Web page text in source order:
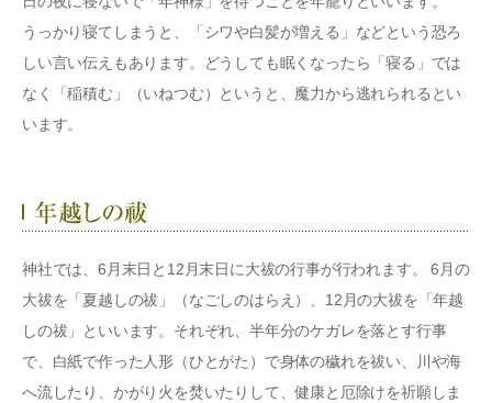
うっかり寝てしまうと、「シワや白髪が増える」などという恐ろ
しい言い伝えもあります。どうしても眠くなったら「寝る」では
なく「稲積む」（いねつむ）というと、魔力から逃れられるとい
います。
神社では、6月末日と12月末日に大祓の行事が行われます。 6月の
大祓を「夏越しの祓」（なごしのはらえ）、12月の大祓を「年越
しの祓」といいます。それぞれ、半年分のケガレを落とす行事
で、白紙で作った人形（ひとがた）で身体の穢れを祓い、川や海
へ流したり、かがり火を焚いたりして、健康と厄除けを祈願しま